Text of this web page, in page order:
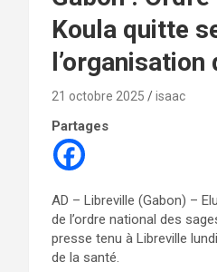
Koula quitte
21 octobre 2025 isaac
Partages
AD – Libreville (Gabon) –
de l’ordre national des
presse tenu à Libreville
de la santé.